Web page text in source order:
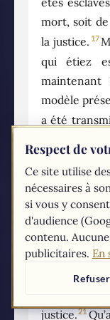
mort, soit de
la justice. 17
qui étiez
modèle
a été
devenus
langage
Vous aviez
service de
mène au
mettez-les à
ce qui mène
esclaves
justice.21
Respect de
Ce site utilise
nécessaires à
si vous y
d'audience
contenu.
publicitaires. En
Refuser